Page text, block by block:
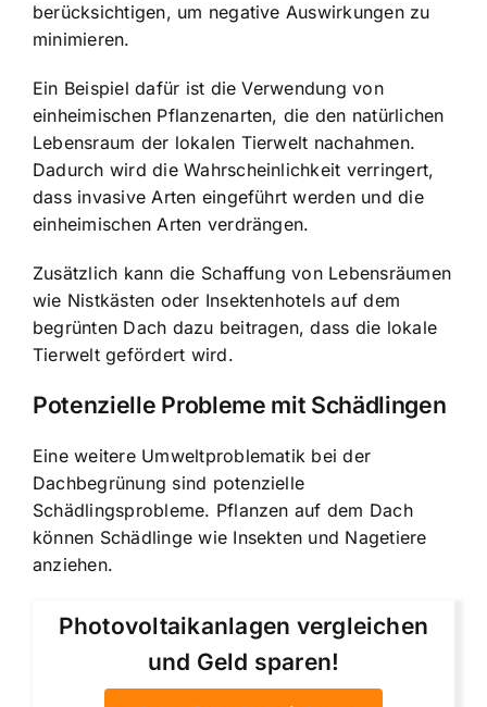
berücksichtigen, um negative Auswirkungen zu
minimieren.
Ein Beispiel dafür ist die Verwendung von
einheimischen Pflanzenarten, die den natürlichen
Lebensraum der lokalen Tierwelt nachahmen.
Dadurch wird die Wahrscheinlichkeit verringert,
dass invasive Arten eingeführt werden und die
einheimischen Arten verdrängen.
Zusätzlich kann die Schaffung von Lebensräumen
wie Nistkästen oder Insektenhotels auf dem
begrünten Dach dazu beitragen, dass die lokale
Tierwelt gefördert wird.
Potenzielle Probleme mit Schädlingen
Eine weitere Umweltproblematik bei der
Dachbegrünung sind potenzielle
Schädlingsprobleme. Pflanzen auf dem Dach
können Schädlinge wie Insekten und Nagetiere
anziehen.
Photovoltaikanlagen vergleichen
und Geld sparen!